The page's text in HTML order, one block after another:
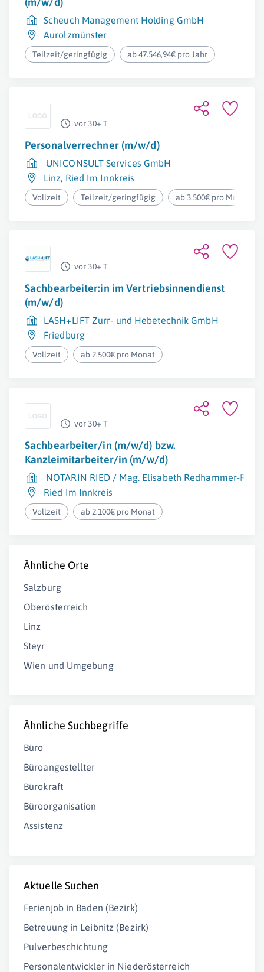
Scheuch Management Holding GmbH
Aurolzmünster
Teilzeit/geringfügig ab 47.546,94€ pro Jahr
vor 30+ T
Personalverrechner (m/w/d)
UNICONSULT Services GmbH
Linz, Ried Im Innkreis
Vollzeit Teilzeit/geringfügig ab 3.500€ pro Monat
vor 30+ T
Sachbearbeiter:in im Vertriebsinnendienst
(m/w/d)
LASH+LIFT Zurr- und Hebetechnik GmbH
Friedburg
Vollzeit ab 2.500€ pro Monat
vor 30+ T
Sachbearbeiter/in (m/w/d) bzw.
Kanzleimitarbeiter/in (m/w/d)
NOTARIN RIED / Mag. Elisabeth Redhammer-Raab
Ried Im Innkreis
Vollzeit ab 2.100€ pro Monat
Ähnliche Orte
Salzburg
Oberösterreich
Linz
Steyr
Wien und Umgebung
Ähnliche Suchbegriffe
Büro
Büroangestellter
Bürokraft
Büroorganisation
Assistenz
Aktuelle Suchen
Ferienjob in Baden (Bezirk)
Betreuung in Leibnitz (Bezirk)
Pulverbeschichtung
Personalentwickler in Niederösterreich